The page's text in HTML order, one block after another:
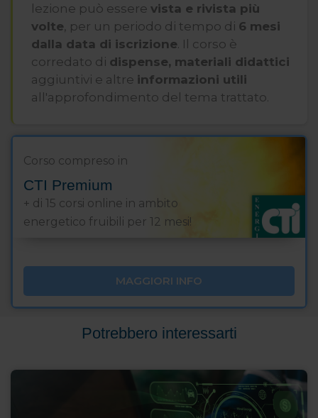
lezione può essere vista e rivista più
volte , per un periodo di tempo di 6 mesi
dalla data di iscrizione . Il corso è
corredato di dispense, materiali didattici
aggiuntivi e altre informazioni utili
all'approfondimento del tema trattato.
Corso compreso in
CTI Premium
+ di 15 corsi online in ambito
energetico fruibili per 12 mesi!
MAGGIORI INFO
Potrebbero interessarti